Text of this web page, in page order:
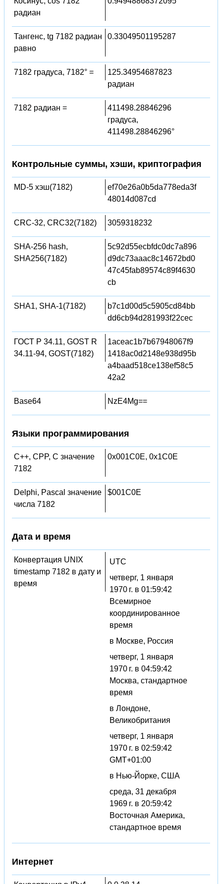
радиан
Тангенс, tg 7182 радиан
равно
0.33049501195287
7182 градуса, 7182° =
125.34954687823
радиан
7182 радиан =
411498.28846296
градуса,
411498.28846296°
Контрольные суммы, хэши, криптография
MD-5 хэш(7182)
ef70e26a0b5da778eda3f
48014d087cd
CRC-32, CRC32(7182) 3059318232
SHA-256 hash,
SHA256(7182)
5c92d55ecbfdc0dc7a896
d9dc73aaac8c14672bd0
47c45fab89574c89f4630
cb
SHA1, SHA-1(7182)
b7c1d00d5c5905cd84bb
dd6cb94d281993f22cec
ГОСТ Р 34.11, GOST R
34.11-94, GOST(7182)
1aceac1b7b67948067f9
1418ac0d2148e938d95b
a4baad518ce138ef58c5
42a2
Base64 NzE4Mg==
Языки программирования
C++, CPP, C значение
7182
0x001C0E, 0x1C0E
Delphi, Pascal значение
числа 7182
$001C0E
Дата и время
Конвертация UNIX
timestamp 7182 в дату и
время
UTC
четверг, 1 января
1970 г. в 01:59:42
Всемирное
координированное
время
в Москве, Россия
четверг, 1 января
1970 г. в 04:59:42
Москва, стандартное
время
в Лондоне,
Великобритания
четверг, 1 января
1970 г. в 02:59:42
GMT+01:00
в Нью-Йорке, США
среда, 31 декабря
1969 г. в 20:59:42
Восточная Америка,
стандартное время
Интернет